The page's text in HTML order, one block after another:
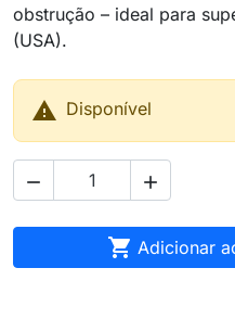
obstrução – ideal para
(USA).
 Disponível
 
 Adicionar